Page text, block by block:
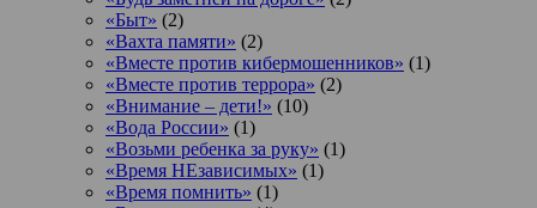
«Быт» (2)
«Вахта памяти» (2)
«Вместе против кибермошенников» (1)
«Вместе против террора» (2)
«Внимание – дети!» (10)
«Вода России» (1)
«Возьми ребенка за руку» (1)
«Время НЕзависимых» (1)
«Время помнить» (1)